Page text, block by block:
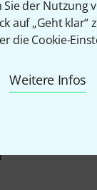
der Nutzung
auf „Geht klar“
die Cookie-
Weitere Infos
Shaker Yellow